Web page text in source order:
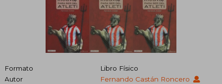
Formato
Libro Físico
Autor
Fernando Castán Roncero